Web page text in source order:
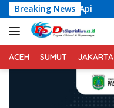
Langsung
ke
konten
Breaking News
Pastikan Personel
ACEH SUMUT JAKARTA